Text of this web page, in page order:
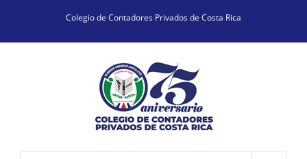
content
Colegio de Contadores Privados de Costa Rica